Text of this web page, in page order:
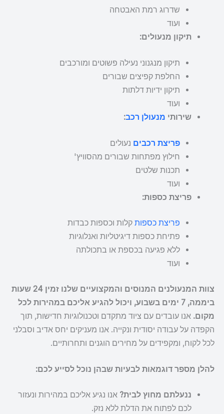
שדרוג רמת האבטחה
ועוד
תיקון מנעולים:
תיקון מנגנוני נעילה פשוטים ומורכבים
החלפת קפיצים שבורים
תיקון ידיות דלתות
ועוד
שירותי מנעולן רכב:
פריצת רכבים נעולים
חילוץ מפתחות שבורים מהסוויץ'
תכנות שלטים
ועוד
פריצת כספות:
פריצת כספות קלות וכספות כבדות
פתיחת כספות דיגיטליות ואנלוגיות
ללא פגיעה בכספת או בתכולתה
ועוד
צוות המנעולנים המנוסים והמקצועיים שלנו זמין 24 שעות
ביממה, 7 ימים בשבוע, ויכול להגיע אליכם במהירות לכל
מקום. אנו עובדים עם ציוד מתקדם וטכנולוגיות חדישות, תוך
הקפדה על עבודה יסודית ונקייה. אנו מעניקים יחס אדיב וסבלני
לכל לקוח, ומקפידים על מחירים הוגנים ותחרותיים.
להלן מספר דוגמאות לבעיות שבהן נוכל לסייע לכם:
ננעלתם מחוץ לבית? אנו נגיע אליכם במהירות ונעזור
לכם לפתוח את הדלת ללא נזק.